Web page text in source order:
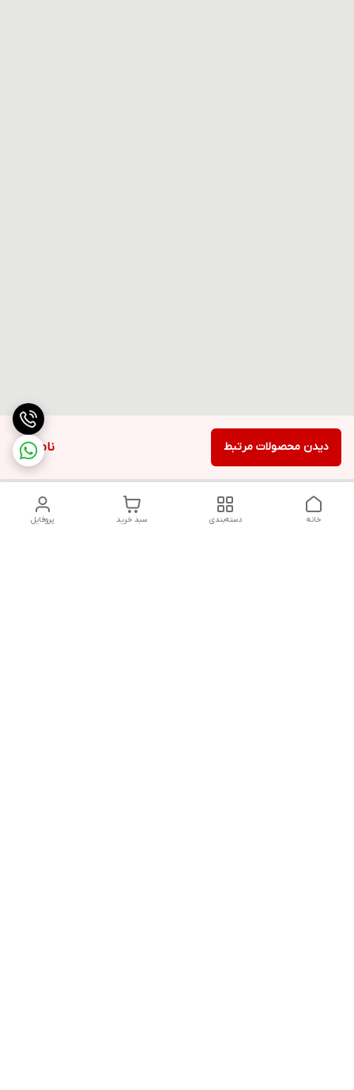
ناموجود دیدن محصولات مرتبط
پروفایل سبد خرید دسته‌بندی خانه